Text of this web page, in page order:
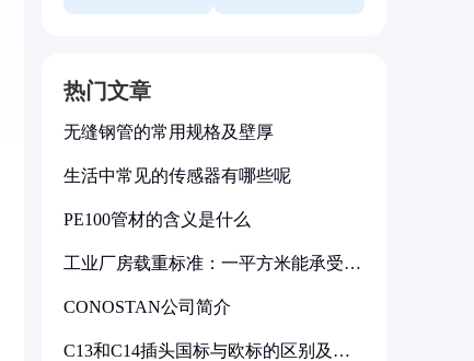
热门文章
无缝钢管的常用规格及壁厚
生活中常见的传感器有哪些呢
PE100管材的含义是什么
工业厂房载重标准：一平方米能承受多
CONOSTAN公司简介
C13和C14插头国标与欧标的区别及其